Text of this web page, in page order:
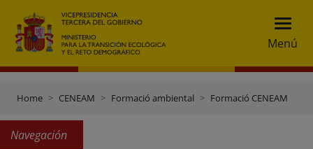
Menú
Home CENEAM Formació ambiental Formació CENEAM
Navegación